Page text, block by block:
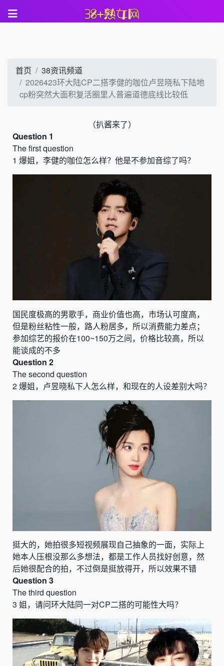
首页
38资讯频道
2026423环大陆CP二搭李健的咖位卢昱晓私下陆地
cp粉突然大面积复活圈里人普遍道德底线比较低
（扒酱来了）
Question 1
The first question
1 爆姐，李健的咖位怎么样？他是不参加音综了吗？
国民度极高的男歌手，商业价值也高，市场认可度高，
但是粉丝粘性一般，路人粉居多，所以消费能力差点；
参加综艺的报价在100~150万之间，价格比较高，所以
能谈成的不多
Question 2
The second question
2爆姐，卢昱晓私下人怎么样，和现在的人设差别大吗？
挺大的，她拍很多短视频展现自己抽象的一面，实际上
她本人压根没那么多想法，都是工作人员找好创意，然
后她很配合的拍，不过倒是挺放得开，所以效果不错
Question 3
The third question
3 姐，请问环大陆同一对CP二搭的可能性大吗？